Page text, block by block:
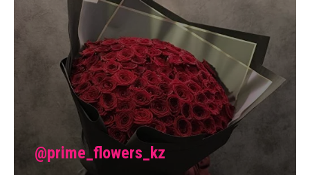
@prime_flowers_kz